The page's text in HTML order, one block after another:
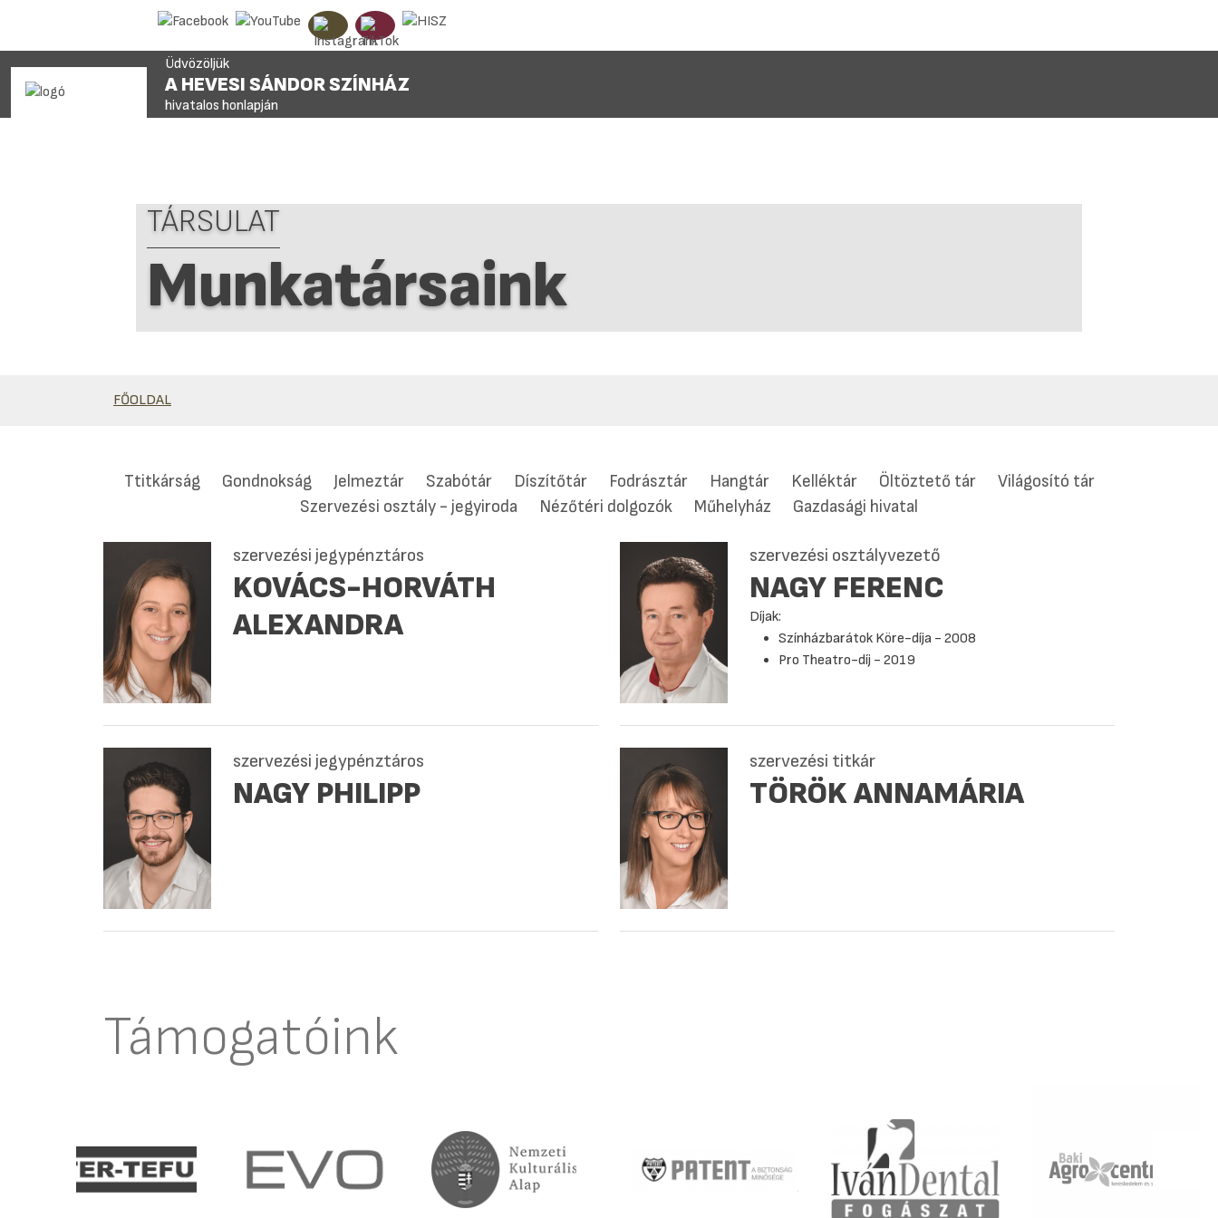
Üdvözöljük
A HEVESI SÁNDOR SZÍNHÁZ
hivatalos honlapján
TÁRSULAT
Munkatársaink
FŐOLDAL
Ttitkárság Gondnokság Jelmeztár Szabótár Díszítőtár Fodrásztár Hangtár Kelléktár Öltöztető tár
Világosító tár
Szervezési osztály - jegyiroda
Nézőtéri dolgozók Műhelyház Gazdasági hivatal
szervezési jegypénztáros
KOVÁCS-HORVÁTH
ALEXANDRA
szervezési osztályvezető
NAGY FERENC
Díjak:
Színházbarátok Köre-díja - 2008
Pro Theatro-díj - 2019
szervezési jegypénztáros
NAGY PHILIPP
szervezési titkár
TÖRÖK ANNAMÁRIA
Támogatóink